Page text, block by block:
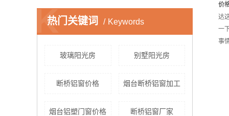
热门关键词 Keywords
K
玻璃阳光房 别墅阳光房
断桥铝窗价格 烟台断桥铝窗加工
烟台铝塑门窗价格 断桥铝窗厂家
价
达
一
事